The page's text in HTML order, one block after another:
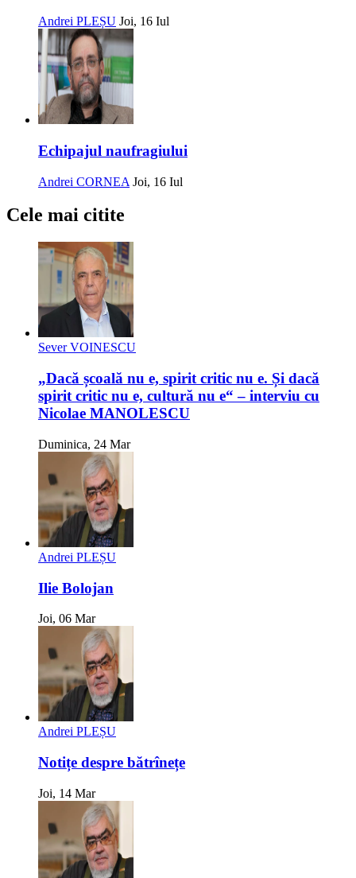
Andrei PLEȘU Joi, 16 Iul
Echipajul naufragiului
Andrei CORNEA Joi, 16 Iul
Cele mai citite
Sever VOINESCU
„Dacă școală nu e, spirit critic nu e. Și dacă
spirit critic nu e, cultură nu e“ – interviu cu
Nicolae MANOLESCU
Duminica, 24 Mar
Andrei PLEȘU
Ilie Bolojan
Joi, 06 Mar
Andrei PLEȘU
Notițe despre bătrînețe
Joi, 14 Mar